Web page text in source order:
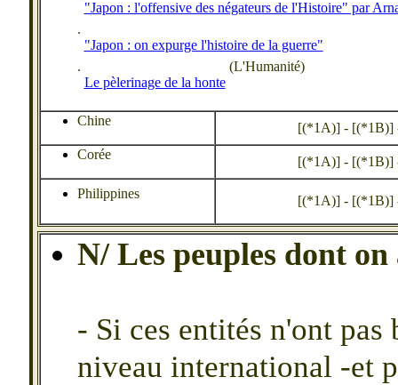
"Japon : l'offensive des négateurs de l'Histoire" par
. "Japon : on expurge l'histoire de la guerre"
. Le pèlerinage de la honte(L'Humanité)
Chine
[(*1A)] - [(*1B)]
Corée
[(*1A)] - [(*1B)]
Philippines [(*1A)] - [(*1B)]
N/ Les peuples dont
- Si ces entités n'ont pas
niveau international -et